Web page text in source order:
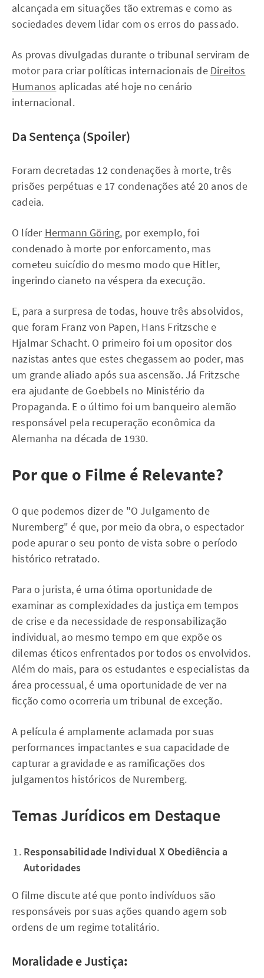
alcançada em situações tão extremas e como as
sociedades devem lidar com os erros do passado.
As provas divulgadas durante o tribunal serviram de
motor para criar políticas internacionais de Direitos
Humanos aplicadas até hoje no cenário
internacional.
Da Sentença (Spoiler)
Foram decretadas 12 condenações à morte, três
prisões perpétuas e 17 condenações até 20 anos de
cadeia.
O líder Hermann Göring, por exemplo, foi
condenado à morte por enforcamento, mas
cometeu suicídio do mesmo modo que Hitler,
ingerindo cianeto na véspera da execução.
E, para a surpresa de todas, houve três absolvidos,
que foram Franz von Papen, Hans Fritzsche e
Hjalmar Schacht. O primeiro foi um opositor dos
nazistas antes que estes chegassem ao poder, mas
um grande aliado após sua ascensão. Já Fritzsche
era ajudante de Goebbels no Ministério da
Propaganda. E o último foi um banqueiro alemão
responsável pela recuperação econômica da
Alemanha na década de 1930.
Por que o Filme é Relevante?
O que podemos dizer de "O Julgamento de
Nuremberg" é que, por meio da obra, o espectador
pode apurar o seu ponto de vista sobre o período
histórico retratado.
Para o jurista, é uma ótima oportunidade de
examinar as complexidades da justiça em tempos
de crise e da necessidade de responsabilização
individual, ao mesmo tempo em que expõe os
dilemas éticos enfrentados por todos os envolvidos.
Além do mais, para os estudantes e especialistas da
área processual, é uma oportunidade de ver na
ficção como ocorreria um tribunal de exceção.
A película é amplamente aclamada por suas
performances impactantes e sua capacidade de
capturar a gravidade e as ramificações dos
julgamentos históricos de Nuremberg.
Temas Jurídicos em Destaque
Responsabilidade Individual X Obediência a
Autoridades
O filme discute até que ponto indivíduos são
responsáveis por suas ações quando agem sob
ordens de um regime totalitário.
Moralidade e Justiça: